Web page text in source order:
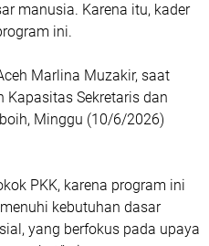
manusia. Karena itu, kader
ini.
Marlina Muzakir, saat
Sekretaris dan
Minggu (10/6/2026)
PKK, karena program ini
kebutuhan dasar
yang berfokus pada upaya